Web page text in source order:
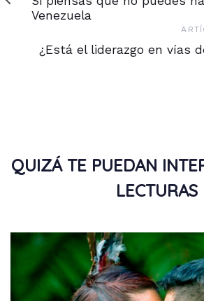
Venezuela
siguiente¿Está el liderazgo en vías
QUIZÁ TE PUEDAN
LECTURAS